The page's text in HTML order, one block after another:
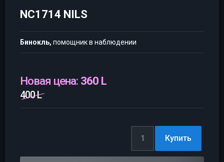
NC1714 NILS
Бинокль, помощник в наблюдении
Новая цена: 360 L
400 L